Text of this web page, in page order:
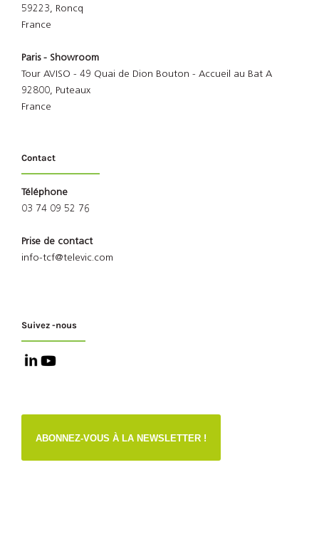
59223, Roncq
France
Paris - Showroom
Tour AVISO - 49 Quai de Dion Bouton - Accueil au Bat A
92800, Puteaux
France
Contact
Téléphone
03 74 09 52 76
Prise de contact
info-tcf@televic.com
Suivez -nous
ABONNEZ-VOUS À LA NEWSLETTER !